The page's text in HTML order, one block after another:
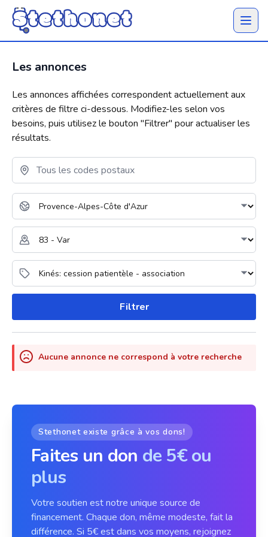
Ouvrir
Les annonces
Les annonces affichées correspondent actuellement aux
critères de filtre ci-dessous. Modifiez-les selon vos
besoins, puis utilisez le bouton "Filtrer" pour actualiser les
résultats.
Filtrer
Aucune annonce ne correspond à votre recherche
Stethonet existe grâce à vos dons!
Faites un don de 5€ ou
plus
Votre soutien est notre unique source de
financement. Chaque don, même modeste, fait la
différence. Si 5€ est dans vos moyens, rejoignez